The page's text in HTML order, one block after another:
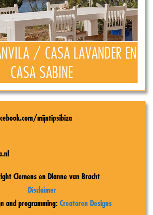
/ CASA LAVANDER EN
CASA SABINE
mijntipsibiza
Clemens en Dianne van Bracht
Disclaimer
and programming: Creatoren Designs